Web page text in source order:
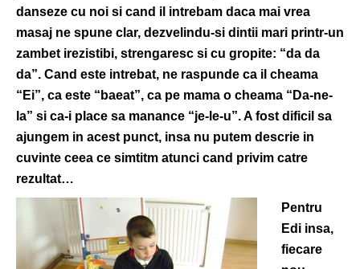
danseze cu noi si cand il intrebam daca mai vrea
masaj ne spune clar, dezvelindu-si dintii mari printr-un
zambet irezistibi, strengaresc si cu gropite: “da da
da”. Cand este intrebat, ne raspunde ca il cheama
“Ei”, ca este “baeat”, ca pe mama o cheama “Da-ne-
la” si ca-i place sa manance “je-le-u”. A fost dificil sa
ajungem in acest punct, insa nu putem descrie in
cuvinte ceea ce simtitm atunci cand privim catre
rezultat…
Pentru
Edi insa,
fiecare